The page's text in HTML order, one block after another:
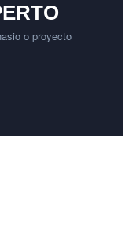
o proyecto